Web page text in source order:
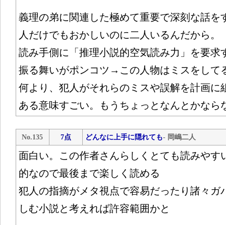
義理の弟に関連した極めて重要で深刻な話を
人だけでもおかしいのに二人いるんだから。
読み手側に「推理小説的空気読み力」を要求
振る舞いがポンコツ→この人物はミスをして
何より、犯人がそれらのミスや誤解を計画に
ある意味すごい。もうちょっとなんとかなら
No.135 7点 どんなに上手に隠れても- 岡嶋二人
面白い。この作者さんらしくとても読みやす
的なので最後まで楽しく読める
犯人の指摘がメタ視点で容易だったり諸々ガ
しむ小説と考えれば許容範囲かと